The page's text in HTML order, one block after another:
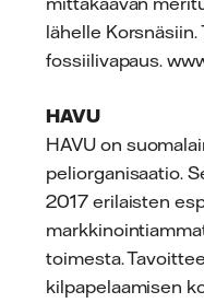
lähelle
fossiilivapaus.
HAVU
HAVU on
peliorganisaatio.
2017 erilaisten
toimesta.
kilpapelaamisen